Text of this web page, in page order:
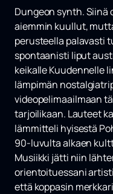
Dungeon synth. Siinä
aiemmin kuullut,
perusteella palavasti
spontaanisti liput
keikalle Kuudennelle
lämpimän
videopelimaailmaan
tarjoilikaan. Lauteet
lämmitteli hyisestä
90-luvulta alkaen
Musiikki jätti niin
orientoituessani
että koppasin